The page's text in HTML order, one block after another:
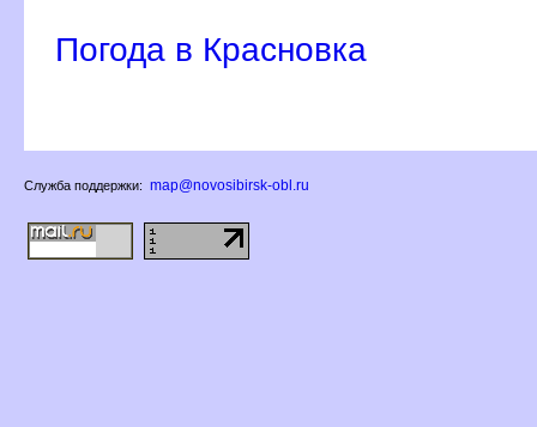
Погода в Красновка
Служба поддержки: map@novosibirsk-obl.ru